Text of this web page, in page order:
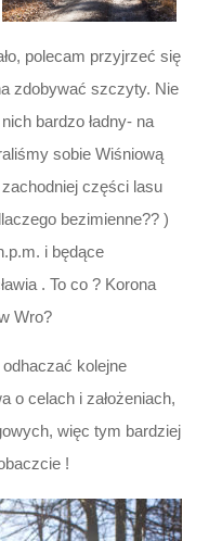
polecam przyjrzeć się
zdobywać szczyty. Nie
bardzo ładny- na
sobie Wiśniową
części lasu
bezimienne?? )
i będące
. To co ? Korona
Wro?
kolejne
o celach i założeniach,
więc tym bardziej
!